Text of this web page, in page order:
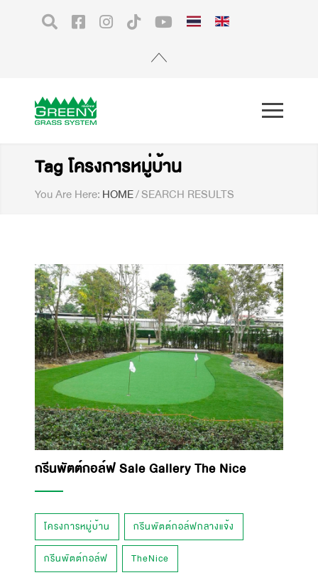
Tag โครงการหมู่บ้าน
You Are Here: HOME/SEARCH RESULTS
กรีนพัตต์กอล์ฟ Sale Gallery The Nice
โครงการหมู่บ้าน กรีนพัตต์กอล์ฟกลางแจ้ง
กรีนพัตต์กอล์ฟ TheNice